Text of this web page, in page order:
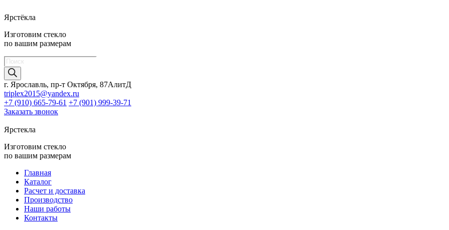
Ярстёкла
Изготовим стекло
по вашим размерам
Поиск
товаров
г. Ярославль, пр-т Октября, 87АлитД
triplex2015@yandex.ru
+7 (910) 665-79-61 +7 (901) 999-39-71
Заказать звонок
Ярстекла
Изготовим стекло
по вашим размерам
Главная
Каталог
Расчет и доставка
Производство
Наши работы
Контакты